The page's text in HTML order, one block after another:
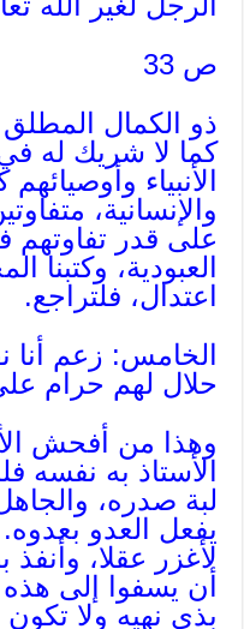
ص 33
ذو الكمال
كما لا شريك له في
الأنبياء
والإنسانية،
على قدر تفاوتهم
العبودية،
اعتدال، فلتراجع.
الخامس: زعم أنا
حلال لهم حرام
وهذا من أفحش
الأستاذ به
لبة صدره،
يفعل العدو بعدوه.
لأغزر عقلا،
أن يسفوا إلى
بذي نهيه ولا